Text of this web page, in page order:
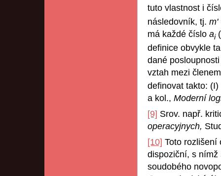
tuto vlastnost i
následovník, tj. m'
má každé číslo ai (
definice obvykle
dané
vztah mezi
definovat takto: (I)
a kol., Moderní
[9] Srov. např.
operacyjnych,
[10] Toto rozlišení
dispoziční, s nímž
soudobého